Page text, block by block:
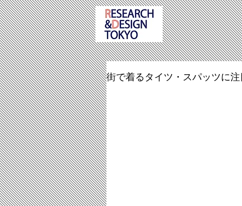
街で着るタイツ・スパッツに注